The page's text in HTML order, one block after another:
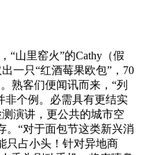
山里窑火”的Cathy（假
一只“红酒莓果欧包”，70
熟客们便闻讯而来，“列
非个例。必需具有更结实
演讲，更公共的城市空
“对于面包节这类新兴消
只占小头！针对异地商